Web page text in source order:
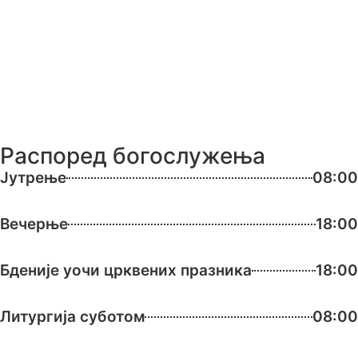
Распоред богослужења
Јутрење 08:00
Вечерње 18:00
Бденије уочи црквених празника 18:00
Литургија суботом 08:00